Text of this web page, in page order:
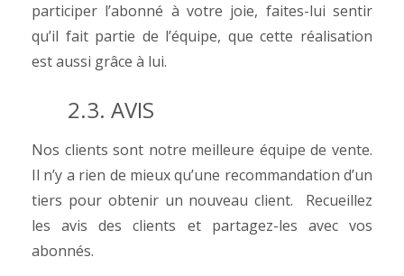
participer l’abonné à votre joie, faites-lui sentir
qu’il fait partie de l’équipe, que cette réalisation
est aussi grâce à lui.
2.3. AVIS
Nos clients sont notre meilleure équipe de vente.
Il n’y a rien de mieux qu’une recommandation d’un
tiers pour obtenir un nouveau client. Recueillez
les avis des clients et partagez-les avec vos
abonnés.